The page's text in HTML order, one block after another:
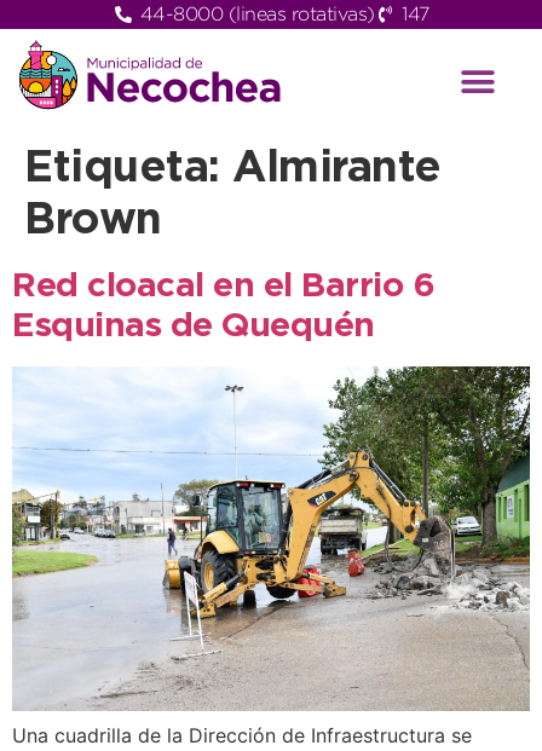
44-8000 (lineas rotativas) 147
Etiqueta: Almirante
Brown
Red cloacal en el Barrio 6
Esquinas de Quequén
Una cuadrilla de la Dirección de Infraestructura se